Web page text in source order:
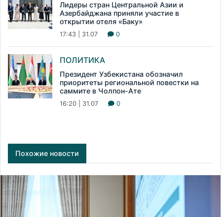
Лидеры стран Центральной Азии и
Азербайджана приняли участие в
открытии отеля «Баку»
17:43 | 31.07 0
ПОЛИТИКА
Президент Узбекистана обозначил
приоритеты региональной повестки на
саммите в Чолпон-Ате
16:20 | 31.07 0
Похожие новости